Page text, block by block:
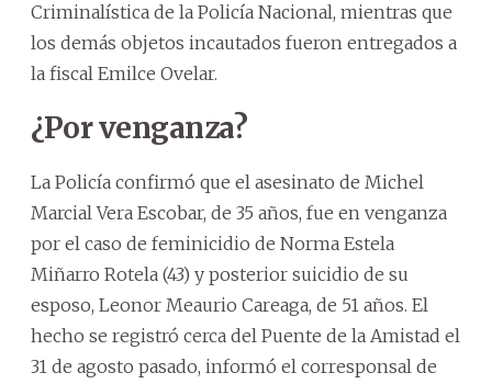
Criminalística de la Policía Nacional, mientras que
los demás objetos incautados fueron entregados a
la fiscal Emilce Ovelar.
¿Por venganza?
La Policía confirmó que el asesinato de Michel
Marcial Vera Escobar, de 35 años, fue en venganza
por el caso de feminicidio de Norma Estela
Miñarro Rotela (43) y posterior suicidio de su
esposo, Leonor Meaurio Careaga, de 51 años. El
hecho se registró cerca del Puente de la Amistad el
31 de agosto pasado, informó el corresponsal de